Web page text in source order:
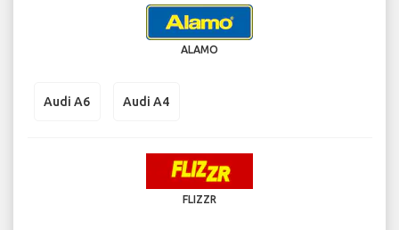
ALAMO
Audi A6 Audi A4
FLIZZR